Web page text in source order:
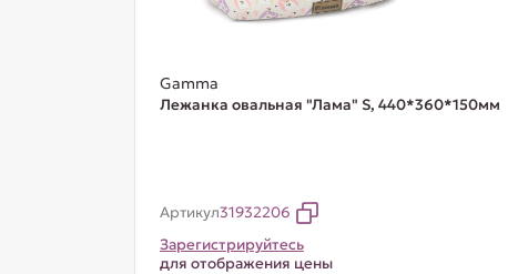
Gamma
Лежанка овальная "Лама" S, 440*360*150мм
Артикул31932206
Зарегистрируйтесь
для отображения цены